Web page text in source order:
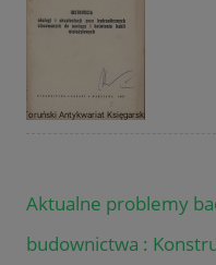
Aktualne problemy
budownictwa :